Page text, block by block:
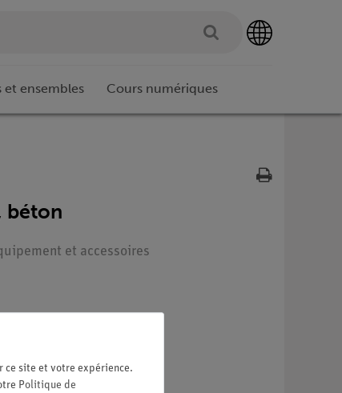
et ensembles Cours numériques
béton
et accessoires
ce site et votre expérience.
Politique de